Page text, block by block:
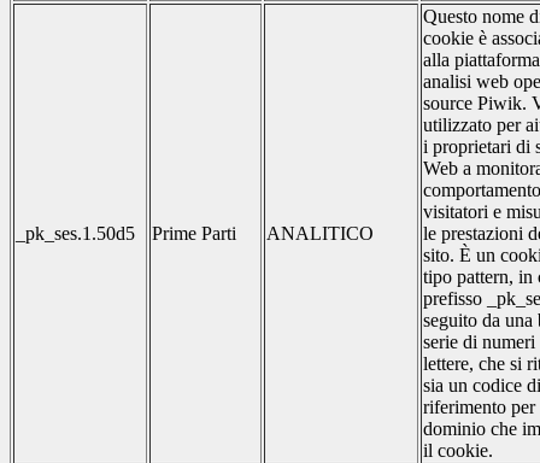
_pk_ses.1.50d5 Prime Parti ANALITICO
Questo nome
cookie è
alla
analisi web
source Piwik.
utilizzato per
i proprietari di
Web a
visitatori e
le prestazioni
sito. È un
tipo pattern, in
prefisso
seguito da una
serie di numeri
lettere, che si
sia un codice di
riferimento
dominio che
il cookie.